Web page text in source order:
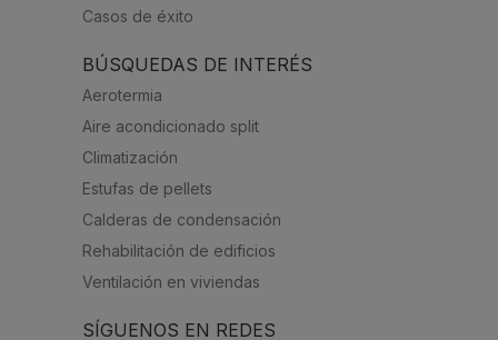
Casos de éxito
BÚSQUEDAS DE INTERÉS
Aerotermia
Aire acondicionado split
Climatización
Estufas de pellets
Calderas de condensación
Rehabilitación de edificios
Ventilación en viviendas
SÍGUENOS EN REDES